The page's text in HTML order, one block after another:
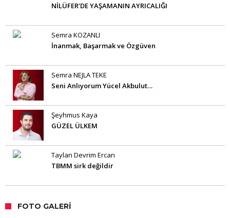
NİLÜFER’DE YAŞAMANIN AYRICALIĞI
Semra KOZANLI
İnanmak, Başarmak ve Özgüven
Semra NEJLA TEKE
Seni Anlıyorum Yücel Akbulut…
Şeyhmus Kaya
GÜZEL ÜLKEM
Taylan Devrim Ercan
TBMM sirk değildir
FOTO GALERI